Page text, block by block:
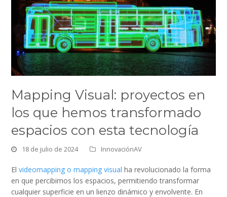
Mapping Visual: proyectos en
los que hemos transformado
espacios con esta tecnología
18 de julio de 2024 InnovaciónAV
Elvideomapping o mapping visual ha revolucionado la forma
en que percibimos los espacios, permitiendo transformar
cualquier superficie en un lienzo dinámico y envolvente. En